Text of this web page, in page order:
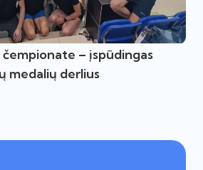
– įspūdingas
medalių derlius